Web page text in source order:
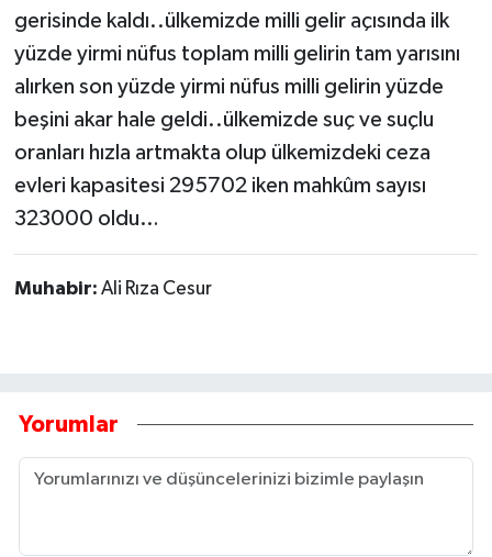
gerisinde kaldı..ülkemizde milli gelir açısında ilk
yüzde yirmi nüfus toplam milli gelirin tam yarısını
alırken son yüzde yirmi nüfus milli gelirin yüzde
beşini akar hale geldi..ülkemizde suç ve suçlu
oranları hızla artmakta olup ülkemizdeki ceza
evleri kapasitesi 295702 iken mahkûm sayısı
323000 oldu…
Muhabir: Ali Rıza Cesur
Yorumlar